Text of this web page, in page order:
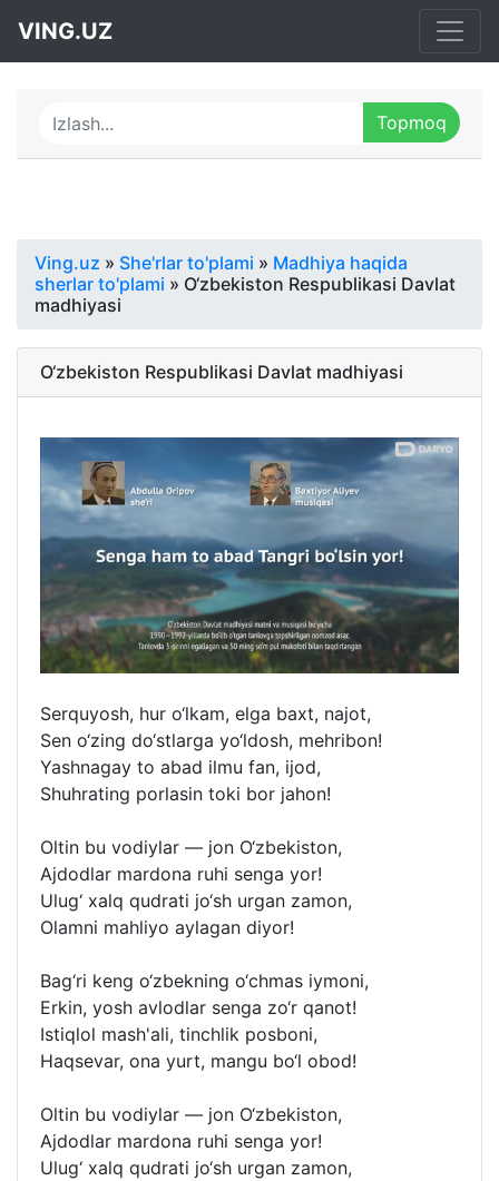
VING.UZ
Ving.uz » She'rlar to'plami » Madhiya haqida
sherlar to'plami » O‘zbekiston Respublikasi Davlat
madhiyasi
O‘zbekiston Respublikasi Davlat madhiyasi
Serquyosh, hur o‘lkam, elga baxt, najot,
Sen o‘zing do‘stlarga yo‘ldosh, mehribon!
Yashnagay to abad ilmu fan, ijod,
Shuhrating porlasin toki bor jahon!
Oltin bu vodiylar — jon O‘zbekiston,
Ajdodlar mardona ruhi senga yor!
Ulug‘ xalq qudrati jo‘sh urgan zamon,
Olamni mahliyo aylagan diyor!
Bag‘ri keng o‘zbekning o‘chmas iymoni,
Erkin, yosh avlodlar senga zo‘r qanot!
Istiqlol mash'ali, tinchlik posboni,
Haqsevar, ona yurt, mangu bo‘l obod!
Oltin bu vodiylar — jon O‘zbekiston,
Ajdodlar mardona ruhi senga yor!
Ulug‘ xalq qudrati jo‘sh urgan zamon,